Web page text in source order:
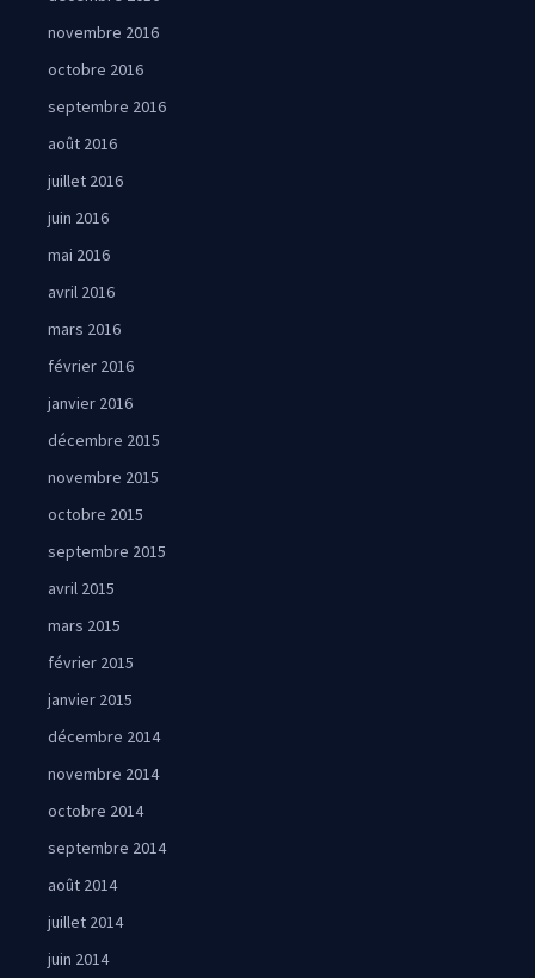
novembre 2016
octobre 2016
septembre 2016
août 2016
juillet 2016
juin 2016
mai 2016
avril 2016
mars 2016
février 2016
janvier 2016
décembre 2015
novembre 2015
octobre 2015
septembre 2015
avril 2015
mars 2015
février 2015
janvier 2015
décembre 2014
novembre 2014
octobre 2014
septembre 2014
août 2014
juillet 2014
juin 2014